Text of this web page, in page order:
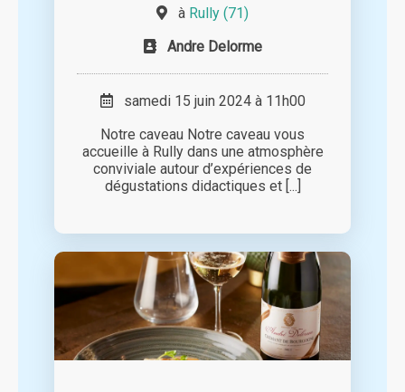
à Rully (71)
Andre Delorme
samedi 15 juin 2024 à 11h00
Notre caveau Notre caveau vous
accueille à Rully dans une atmosphère
conviviale autour d’expériences de
dégustations didactiques et [...]